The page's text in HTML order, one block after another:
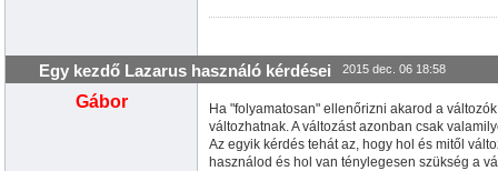
Egy kezdő Lazarus használó kérdései 2015 dec. 06 18:58
Gábor
Ha "folyamatosan" ellenőrizni akarod a
változhatnak. A változást azonban csak
Az egyik kérdés tehát az, hogy hol és mitől
használod és hol van ténylegesen szükség a